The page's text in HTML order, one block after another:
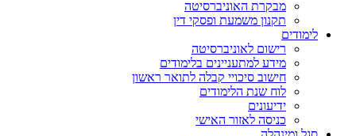
מבקרת האוניברסיטה
תקנון משמעת ופסקי דין
לימודים
רישום לאוניברסיטה
מידע למתעניינים בלימודים
חישוב סיכויי קבלה לתואר ראשון
לוח שנת הלימודים
ידיעונים
כניסה לאזור האישי